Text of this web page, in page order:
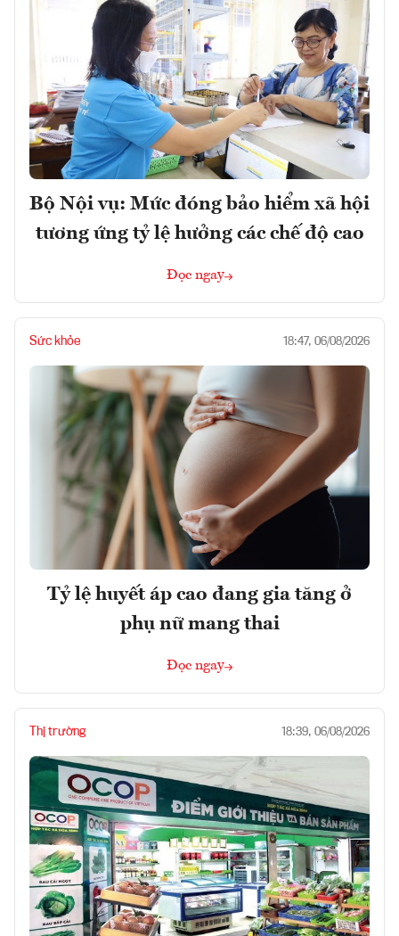
Bộ Nội vụ: Mức đóng bảo hiểm xã hội
tương ứng tỷ lệ hưởng các chế độ cao
Đọc ngay
Sức khỏe 18:47, 06/08/2026
Tỷ lệ huyết áp cao đang gia tăng ở
phụ nữ mang thai
Đọc ngay
Thị trường 18:39, 06/08/2026